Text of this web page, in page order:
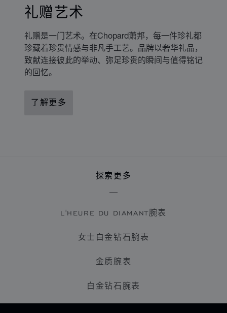
礼赠艺术
礼赠是一门艺术。在Chopard萧邦，每一件珍礼都
珍藏着珍贵情感与非凡手工艺。品牌以奢华礼品，
致献连接彼此的举动、弥足珍贵的瞬间与值得铭记
的回忆。
了解更多
探索更多
L'HEURE DU DIAMANT腕表
女士白金钻石腕表
金质腕表
白金钻石腕表